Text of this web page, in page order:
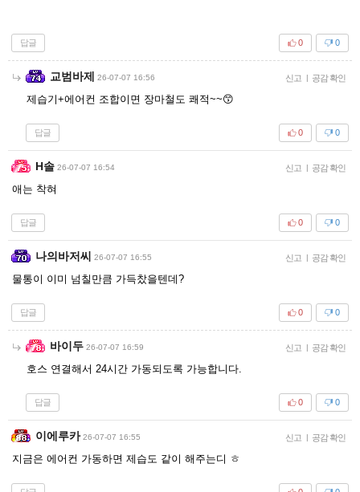
답글 0
0
교범바제 26-07-07 16:56 신고 | 공감 확인
제습기+에어컨 조합이면 장마철도 쾌적~~😙
답글 0
0
H솔 26-07-07 16:54 신고 | 공감 확인
애는 착혀
답글 0
0
나의바저씨 26-07-07 16:55 신고 | 공감 확인
물통이 이미 넘칠만큼 가득찼을텐데?
답글 0
0
바이두 26-07-07 16:59 신고 | 공감 확인
호스 연결해서 24시간 가동되도록 가능합니다.
답글 0
0
이에루카 26-07-07 16:55 신고 | 공감 확인
지금은 에어컨 가동하면 제습도 같이 해주는디 ㅎ